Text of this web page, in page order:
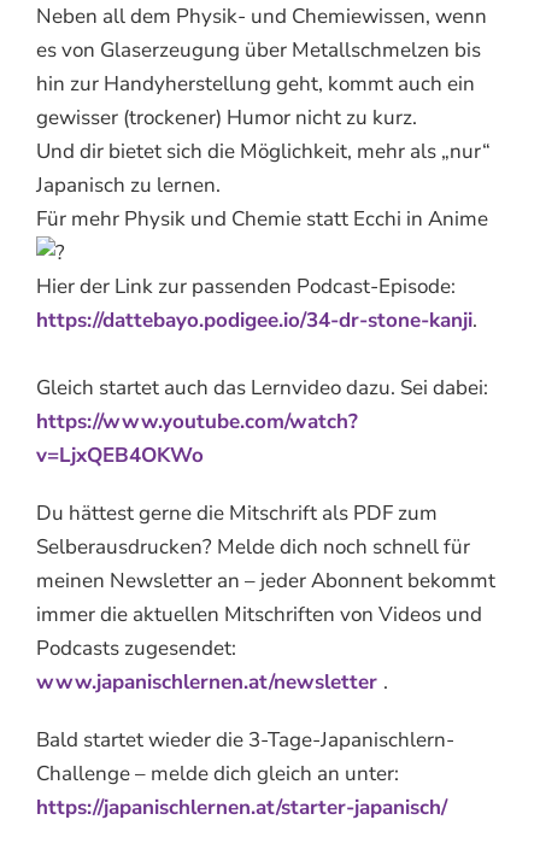
Neben all dem Physik- und Chemiewissen, wenn
es von Glaserzeugung über Metallschmelzen bis
hin zur Handyherstellung geht, kommt auch ein
gewisser (trockener) Humor nicht zu kurz.
Und dir bietet sich die Möglichkeit, mehr als „nur“
Japanisch zu lernen.
Für mehr Physik und Chemie statt Ecchi in Anime
Hier der Link zur passenden Podcast-Episode:
https://dattebayo.podigee.io/34-dr-stone-kanji.
Gleich startet auch das Lernvideo dazu. Sei dabei:
https://www.youtube.com/watch?
v=LjxQEB4OKWo
Du hättest gerne die Mitschrift als PDF zum
Selberausdrucken? Melde dich noch schnell für
meinen Newsletter an – jeder Abonnent bekommt
immer die aktuellen Mitschriften von Videos und
Podcasts zugesendet:
www.japanischlernen.at/newsletter .
Bald startet wieder die 3-Tage-Japanischlern-
Challenge – melde dich gleich an unter:
https://japanischlernen.at/starter-japanisch/